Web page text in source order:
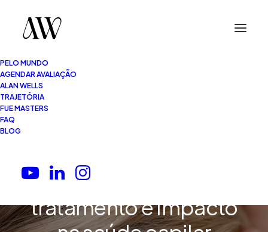
PELO MUNDO
AGENDAR AVALIAÇÃO
ALAN WELLS
TRAJETÓRIA
FUE MASTERS
FAQ
BLOG
cabeludo: causas,
tratamento e impacto